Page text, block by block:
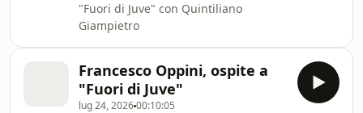
"Fuori di Juve" con Quintiliano
Giampietro
Francesco Oppini, ospite a
"Fuori di Juve"
lug 24, 202600:10:05